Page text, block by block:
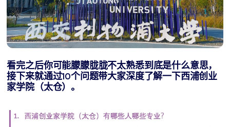
看完之后你可能朦朦胧胧不太熟悉到底是什么意思，
接下来就通过10个问题带大家深度了解一下西浦创业
家学院（太仓）。